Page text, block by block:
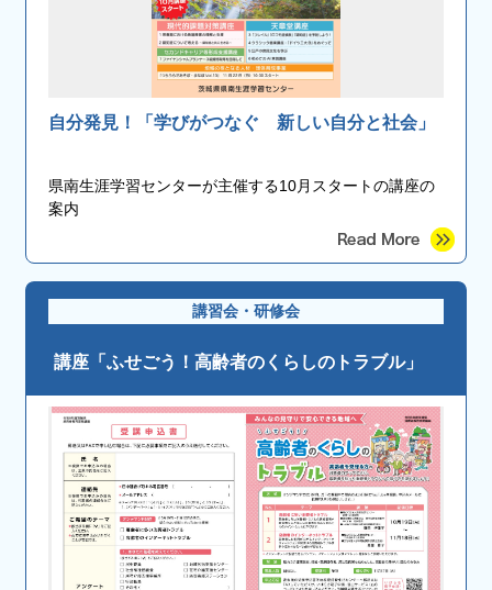
自分発見！「学びがつなぐ 新しい自分と社会」
県南生涯学習センターが主催する10月スタートの講座の
案内
講習会・研修会
講座「ふせごう！高齢者のくらしのトラブル」